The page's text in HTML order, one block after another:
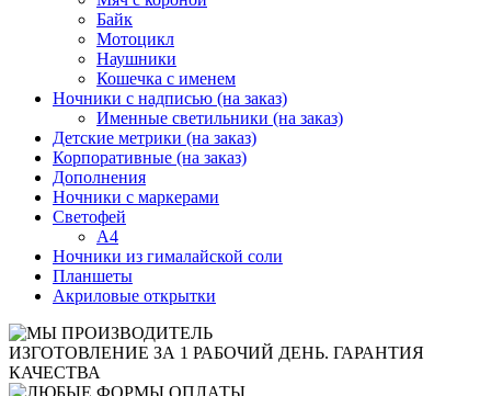
Байк
Мотоцикл
Наушники
Кошечка с именем
Ночники с надписью (на заказ)
Именные светильники (на заказ)
Детские метрики (на заказ)
Корпоративные (на заказ)
Дополнения
Ночники с маркерами
Светофей
А4
Ночники из гималайской соли
Планшеты
Акриловые открытки
ИЗГОТОВЛЕНИЕ ЗА 1 РАБОЧИЙ ДЕНЬ. ГАРАНТИЯ
КАЧЕСТВА